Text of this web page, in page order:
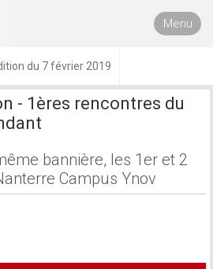
Menu
du 7 février 2019
- 1ères rencontres du
bannière, les 1er et 2
Campus Ynov